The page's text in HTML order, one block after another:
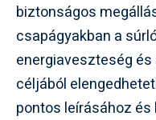
biztonságos
csapágyakban a
energiaveszteség
céljából
pontos leírásához